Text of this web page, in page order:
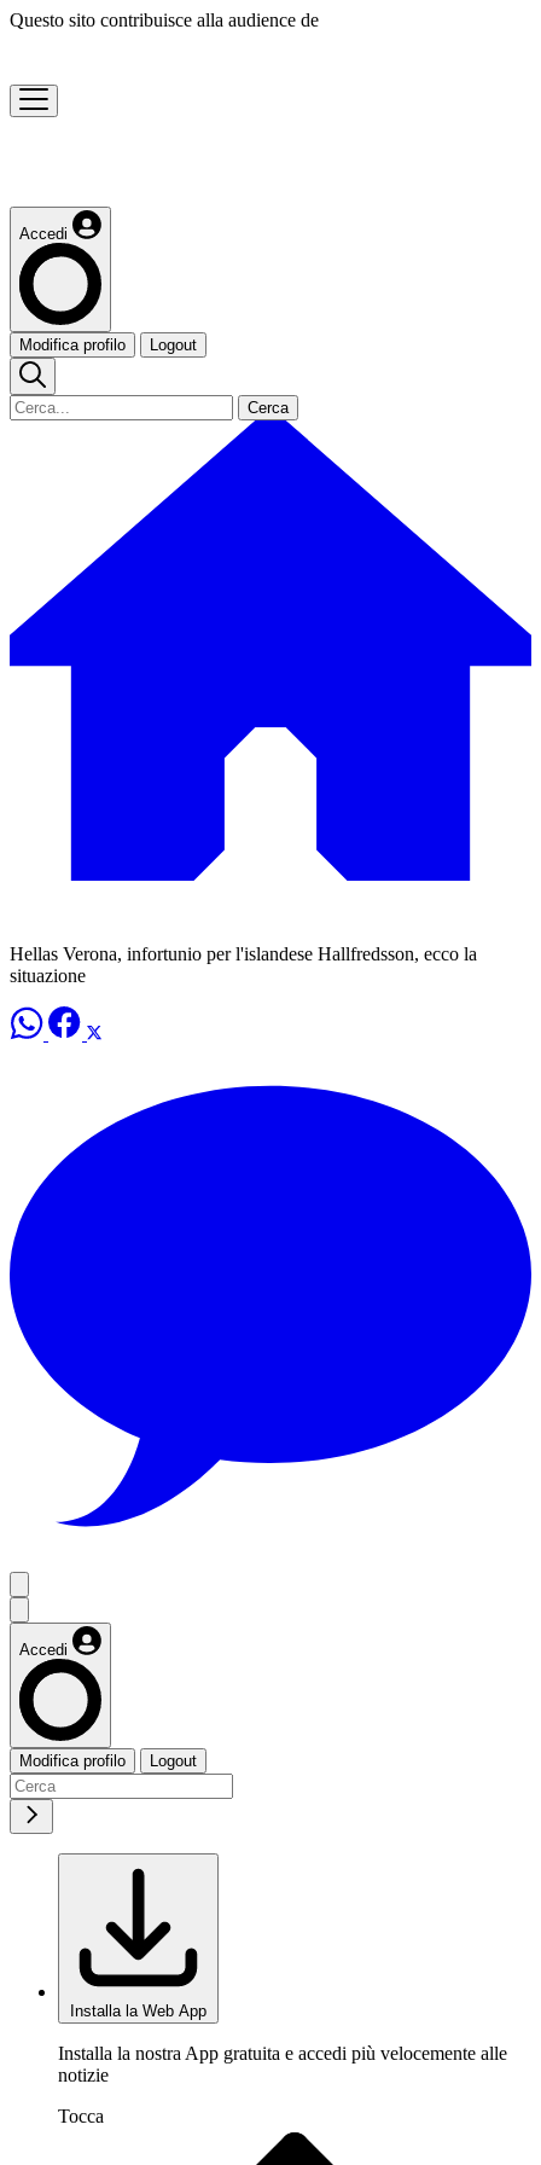
Questo sito contribuisce alla audience de
Accedi
Modifica profilo Logout
Cerca
Hellas Verona, infortunio per l'islandese Hallfredsson, ecco la
situazione
Accedi
Modifica profilo Logout
Installa la Web App
Installa la nostra App gratuita e accedi più velocemente alle
notizie
Tocca